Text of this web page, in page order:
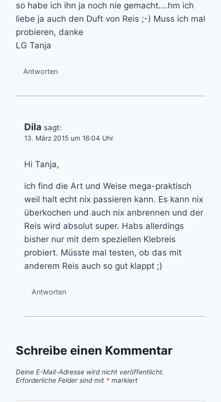
so habe ich ihn ja noch nie gemacht….hm ich
liebe ja auch den Duft von Reis ;-) Muss ich mal
probieren, danke
LG Tanja
Antworten
Dila sagt:
13. März 2015 um 16:04 Uhr
Hi Tanja,
ich find die Art und Weise mega-praktisch
weil halt echt nix passieren kann. Es kann nix
überkochen und auch nix anbrennen und der
Reis wird absolut super. Habs allerdings
bisher nur mit dem speziellen Klebreis
probiert. Müsste mal testen, ob das mit
anderem Reis auch so gut klappt ;)
Antworten
Schreibe einen Kommentar
Deine E-Mail-Adresse wird nicht veröffentlicht.
Erforderliche Felder sind mit * markiert